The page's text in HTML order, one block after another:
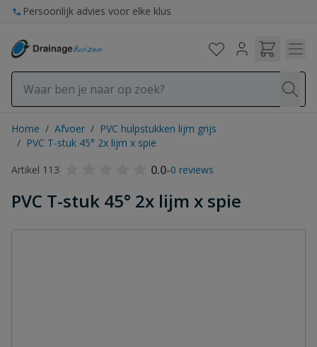
Ga naar de inhoud
Persoonlijk advies voor elke klus
Home / Afvoer / PVC hulpstukken lijm grijs
/ PVC T-stuk 45° 2x lijm x spie
Artikel 113
0.0-0 reviews
PVC T-stuk 45° 2x lijm x spie